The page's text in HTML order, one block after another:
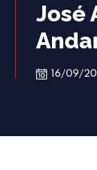
José
16/09/